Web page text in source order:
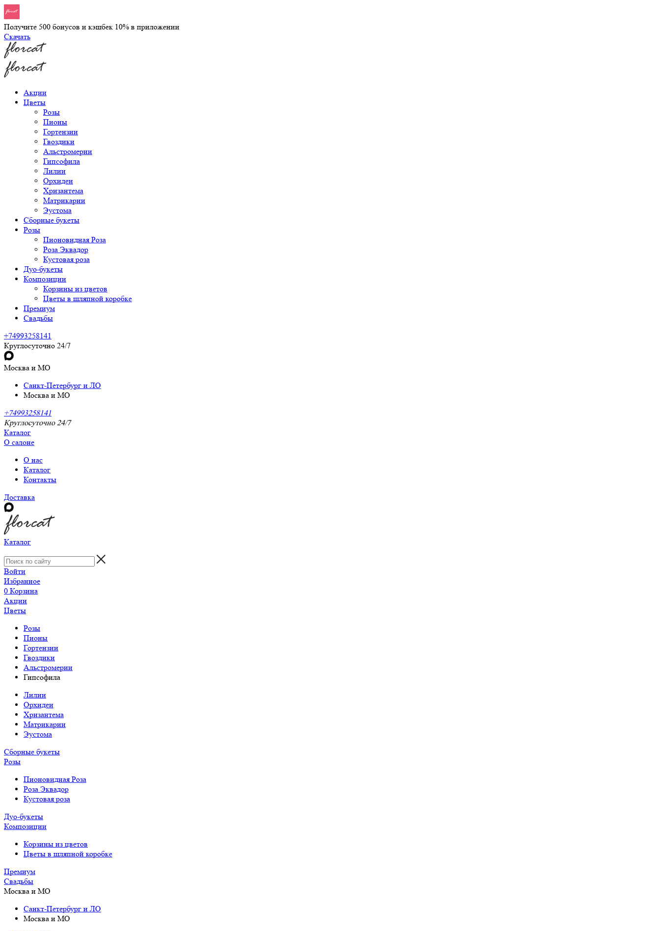
Получите 500 бонусов и кэшбек 10% в приложении
Скачать
Акции
Цветы
Розы
Пионы
Гортензии
Гвоздики
Альстромерии
Гипсофила
Лилии
Орхидеи
Хризантема
Матрикарии
Эустома
Сборные букеты
Розы
Пионовидная Роза
Роза Эквадор
Кустовая роза
Дуо-букеты
Композиции
Корзины из цветов
Цветы в шляпной коробке
Премиум
Свадьбы
+74993258141
Круглосуточно 24/7
Москва и МО
Санкт-Петербург и ЛО
Москва и МО
+74993258141
Круглосуточно 24/7
Каталог
О салоне
О нас
Каталог
Контакты
Доставка
Каталог
Войти
Избранное
0 Корзина
Акции
Цветы
Розы
Пионы
Гортензии
Гвоздики
Альстромерии
Гипсофила
Лилии
Орхидеи
Хризантема
Матрикарии
Эустома
Сборные букеты
Розы
Пионовидная Роза
Роза Эквадор
Кустовая роза
Дуо-букеты
Композиции
Корзины из цветов
Цветы в шляпной коробке
Премиум
Свадьбы
Москва и МО
Санкт-Петербург и ЛО
Москва и МО